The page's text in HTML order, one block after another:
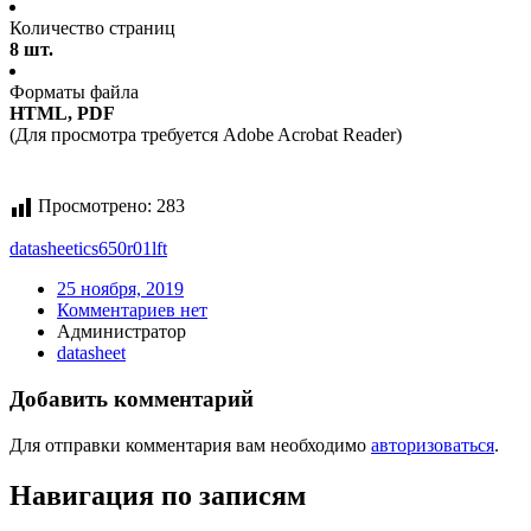
Количество страниц
8 шт.
Форматы файла
HTML, PDF
(Для просмотра требуется Adobe Acrobat Reader)
Просмотрено: 283
datasheetics650r01lft
25 ноября, 2019
Комментариев нет
Администратор
datasheet
Добавить комментарий
Для отправки комментария вам необходимо авторизоваться.
Навигация по записям